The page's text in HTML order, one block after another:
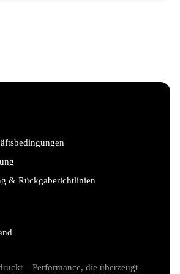
& Rückgaberichtlinien
– Performance, die überzeugt